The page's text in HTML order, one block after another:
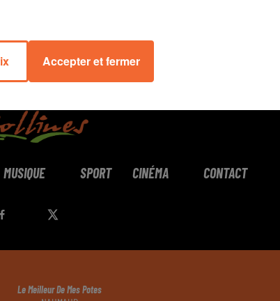
MUSIQUE SPORT CINÉMA CONTACT
Le Meilleur De Mes Potes
Accepter et fermer